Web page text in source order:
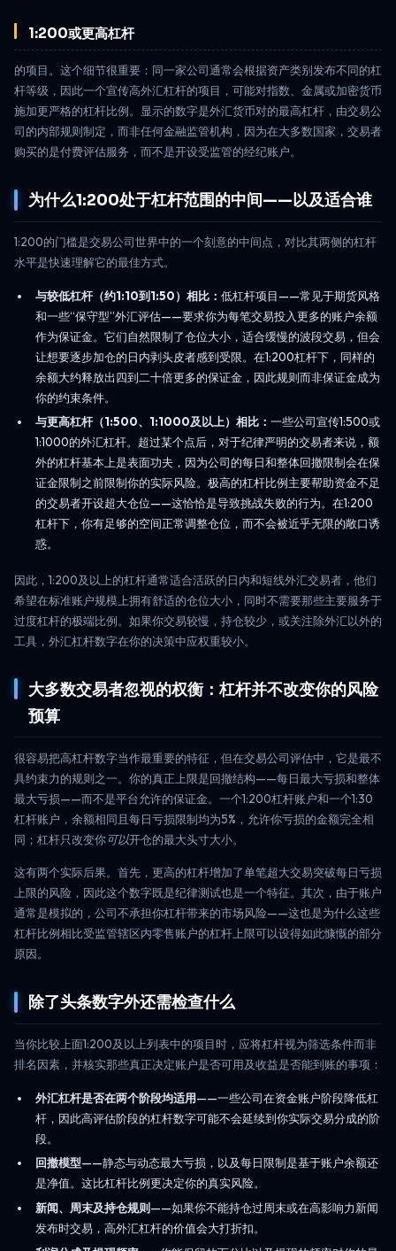
1:200或更高杠杆
的项目。这个细节很重要：同一家公司通常会根据资产类别发布不同的杠
杆等级，因此一个宣传高外汇杠杆的项目，可能对指数、金属或加密货币
施加更严格的杠杆比例。显示的数字是外汇货币对的最高杠杆，由交易公
司的内部规则制定，而非任何金融监管机构，因为在大多数国家，交易者
购买的是付费评估服务，而不是开设受监管的经纪账户。
为什么1:200处于杠杆范围的中间——以及适合谁
1:200的门槛是交易公司世界中的一个刻意的中间点，对比其两侧的杠杆
水平是快速理解它的最佳方式。
与较低杠杆（约1:10到1:50）相比： 低杠杆项目——常见于期货风格
和一些“保守型”外汇评估——要求你为每笔交易投入更多的账户余额
作为保证金。它们自然限制了仓位大小，适合缓慢的波段交易，但会
让想要逐步加仓的日内剥头皮者感到受限。在1:200杠杆下，同样的
余额大约释放出四到二十倍更多的保证金，因此规则而非保证金成为
你的约束条件。
与更高杠杆（1:500、1:1000及以上）相比： 一些公司宣传1:500或
1:1000的外汇杠杆。超过某个点后，对于纪律严明的交易者来说，额
外的杠杆基本上是表面功夫，因为公司的每日和整体回撤限制会在保
证金限制之前限制你的实际风险。极高的杠杆比例主要帮助资金不足
的交易者开设超大仓位——这恰恰是导致挑战失败的行为。在1:200
杠杆下，你有足够的空间正常调整仓位，而不会被近乎无限的敞口诱
惑。
因此，1:200及以上的杠杆通常适合活跃的日内和短线外汇交易者，他们
希望在标准账户规模上拥有舒适的仓位大小，同时不需要那些主要服务于
过度杠杆的极端比例。如果你交易较慢，持仓较少，或关注除外汇以外的
工具，外汇杠杆数字在你的决策中应权重较小。
大多数交易者忽视的权衡：杠杆并不改变你的风险
预算
很容易把高杠杆数字当作最重要的特征，但在交易公司评估中，它是最不
具约束力的规则之一。你的真正上限是回撤结构——每日最大亏损和整体
最大亏损——而不是平台允许的保证金。一个1:200杠杆账户和一个1:30
杠杆账户，余额相同且每日亏损限制均为5%，允许你亏损的金额完全相
同；杠杆只改变你可以开仓的最大头寸大小。
这有两个实际后果。首先，更高的杠杆增加了单笔超大交易突破每日亏损
上限的风险，因此这个数字既是纪律测试也是一个特征。其次，由于账户
通常是模拟的，公司不承担你杠杆带来的市场风险——这也是为什么这些
杠杆比例相比受监管辖区内零售账户的杠杆上限可以设得如此慷慨的部分
原因。
除了头条数字外还需检查什么
当你比较上面1:200及以上列表中的项目时，应将杠杆视为筛选条件而非
排名因素，并核实那些真正决定账户是否可用及收益是否能到账的事项：
外汇杠杆是否在两个阶段均适用——一些公司在资金账户阶段降低杠
杆，因此高评估阶段的杠杆数字可能不会延续到你实际交易分成的阶
段。
回撤模型——静态与动态最大亏损，以及每日限制是基于账户余额还
是净值。这比杠杆比例更决定你的真实风险。
新闻、周末及持仓规则 ——如果你不能持仓过周末或在高影响力新闻
发布时交易，高外汇杠杆的价值会大打折扣。